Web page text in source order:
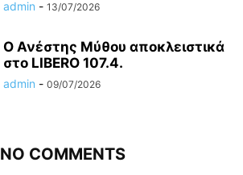
admin - 13/07/2026
Ο Ανέστης Μύθου αποκλειστικά
στο LIBERO 107.4.
admin - 09/07/2026
NO COMMENTS